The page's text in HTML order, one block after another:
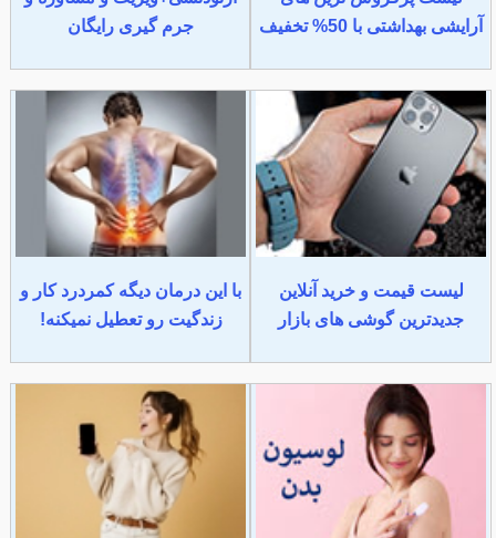
آرایشی بهداشتی با 50% تخفیف
جرم گیری رایگان
لیست قیمت و خرید آنلاین
جدیدترین گوشی های بازار
با این درمان دیگه کمردرد کار و
زندگیت رو تعطیل نمیکنه!